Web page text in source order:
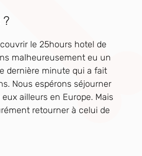
?
le 25hours hotel de
malheureusement eu un
dernière minute qui a fait
Nous espérons séjourner
eux ailleurs en Europe. Mais
retourner à celui de